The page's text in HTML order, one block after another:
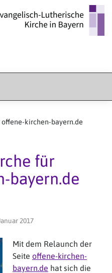
kirchen-bayern.de
für
bayern.de
2017
Mit dem Relaunch der
Seite offene-kirchen-
bayern.de hat sich die